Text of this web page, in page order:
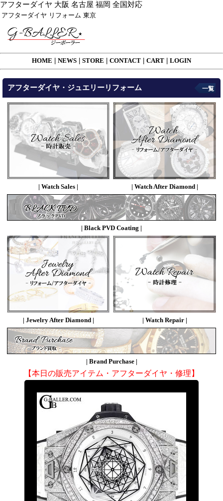
アフターダイヤ 大阪 名古屋 福岡 全国対応
アフターダイヤ リフォーム 東京
HOME NEWS STORE CONTACT CART LOGIN
アフターダイヤ・ジュエリーリフォーム
| Watch Sales | | Watch After Diamond |
| Black PVD Coating |
| Jewelry After Diamond | | Watch Repair |
| Brand Purchase |
【本日の販売アイテム・アフターダイヤ・修理】
一覧